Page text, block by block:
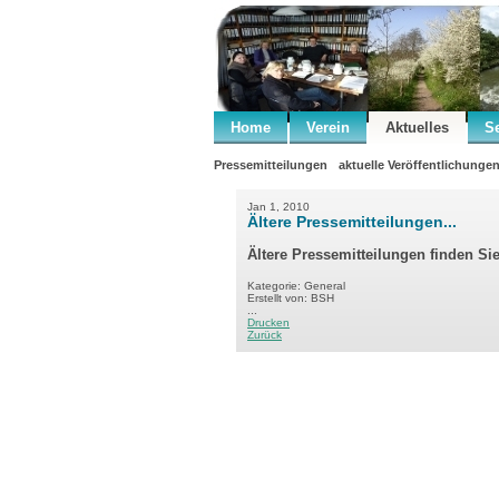
Home Verein Aktuelles
Pressemitteilungen aktuelle Veröffentlichungen
Jan 1, 2010
Ältere Pressemitteilungen...
Ältere Pressemitteilungen finden Sie
Kategorie: General
Erstellt von: BSH
Drucken
Zurück